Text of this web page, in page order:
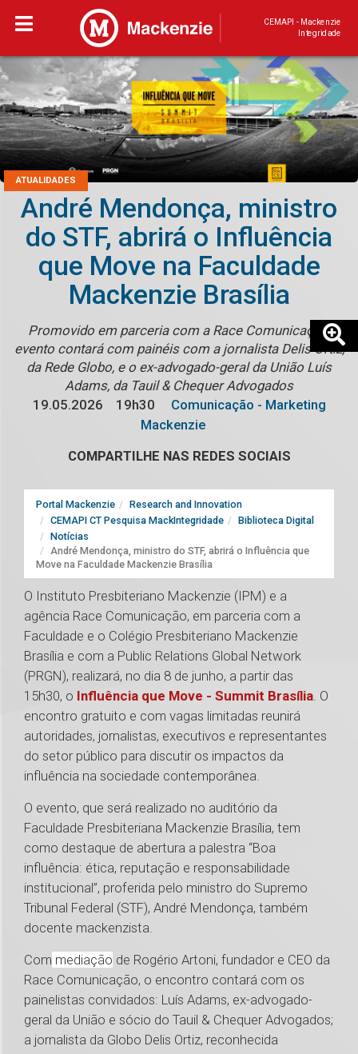
CEMAPI - Mackenzie
Integridade
ATUALIDADES
André Mendonça, ministro
do STF, abrirá o Influência
que Move na Faculdade
Mackenzie Brasília
Promovido em parceria com a Race Comunicação,
evento contará com painéis com a jornalista Delis Ortiz,
da Rede Globo, e o ex-advogado-geral da União Luís
Adams, da Tauil & Chequer Advogados
19.05.2026
19h30
Comunicação - Marketing
Mackenzie
COMPARTILHE NAS REDES SOCIAIS
Portal Mackenzie
Research and Innovation
CEMAPI CT Pesquisa MackIntegridade
Biblioteca Digital
Notícias
André Mendonça, ministro do STF, abrirá o Influência que
Move na Faculdade Mackenzie Brasília
O Instituto Presbiteriano Mackenzie (IPM) e a
agência Race Comunicação, em parceria com a
Faculdade e o Colégio Presbiteriano Mackenzie
Brasília e com a Public Relations Global Network
(PRGN), realizará, no dia 8 de junho, a partir das
15h30, o Influência que Move - Summit Brasília. O
encontro gratuito e com vagas limitadas reunirá
autoridades, jornalistas, executivos e representantes
do setor público para discutir os impactos da
influência na sociedade contemporânea.
O evento, que será realizado no auditório da
Faculdade Presbiteriana Mackenzie Brasília, tem
como destaque de abertura a palestra “Boa
influência: ética, reputação e responsabilidade
institucional”, proferida pelo ministro do Supremo
Tribunal Federal (STF), André Mendonça, também
docente mackenzista.
Com mediação de Rogério Artoni, fundador e CEO da
Race Comunicação, o encontro contará com os
painelistas convidados: Luís Adams, ex-advogado-
geral da União e sócio do Tauil & Chequer Advogados;
a jornalista da Globo Delis Ortiz, reconhecida